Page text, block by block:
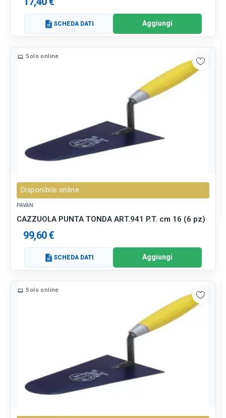
description SCHEDA DATI Aggiungi
Solo online
Disponibile online
PAVAN
CAZZUOLA PUNTA TONDA ART.941 P.T. cm 16 (6 pz)
99,60 €
description SCHEDA DATI Aggiungi
Solo online